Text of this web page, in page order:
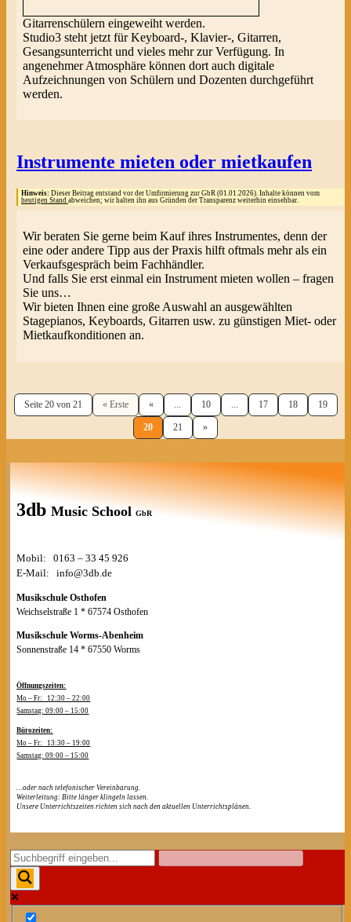
Gitarrenschülern eingeweiht werden.
Studio3 steht jetzt für Keyboard-, Klavier-, Gitarren,
Gesangsunterricht und vieles mehr zur Verfügung. In
angenehmer Atmosphäre können dort auch digitale
Aufzeichnungen von Schülern und Dozenten durchgeführt
werden.
Instrumente mieten oder mietkaufen
Hinweis: Dieser Beitrag entstand vor der Umfirmierung zur GbR (01.01.2026). Inhalte können vom
heutigen Stand abweichen; wir halten ihn aus Gründen der Transparenz weiterhin einsehbar.
Wir beraten Sie gerne beim Kauf ihres Instrumentes, denn der
eine oder andere Tipp aus der Praxis hilft oftmals mehr als ein
Verkaufsgespräch beim Fachhändler.
Und falls Sie erst einmal ein Instrument mieten wollen – fragen
Sie uns…
Wir bieten Ihnen eine große Auswahl an ausgewählten
Stagepianos, Keyboards, Gitarren usw. zu günstigen Miet- oder
Mietkaufkonditionen an.
Seite 20 von 21 « Erste « 10 17 18 19
20 21 »
3dbMusic SchoolGbR
Mobil: 0163 – 33 45 926
E-Mail: info@3db.de
Musikschule Osthofen
Weichselstraße 1 * 67574 Osthofen
Musikschule Worms-Abenheim
Sonnenstraße 14 * 67550 Worms
Öffnungszeiten:
Mo – Fr: 12:30 – 22:00
Samstag: 09:00 – 15:00
Bürozeiten:
Mo – Fr: 13:30 – 19:00
Samstag: 09:00 – 15:00
…oder nach telefonischer Vereinbarung.
Weiterleitung: Bitte länger klingeln lassen.
Unsere Unterrichtszeiten richten sich nach den aktuellen Unterrichtsplänen.